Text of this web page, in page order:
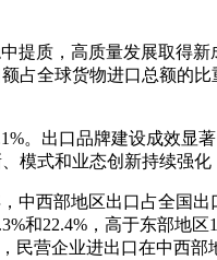
质，高质量发展取得
占全球货物进口总额的
。出口品牌建设成效显
模式和业态创新持续强化
西部地区出口占全国
和22.4%，高于东部地
民营企业进出口在中西部